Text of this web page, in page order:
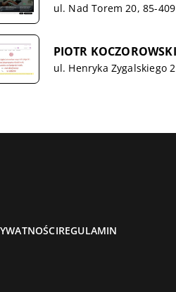
ul. Nad Torem 20, 85-
PIOTR
ul. Henryka Zygalskiego
REGULAMIN